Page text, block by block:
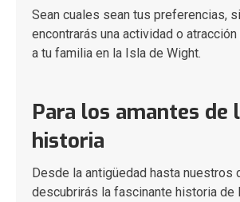
Sean cuales sean tus preferencias,
encontrarás una actividad o
a tu familia en la Isla de Wight.
Para los amantes de
historia
Desde la antigüedad hasta nuestros
descubrirás la fascinante historia de